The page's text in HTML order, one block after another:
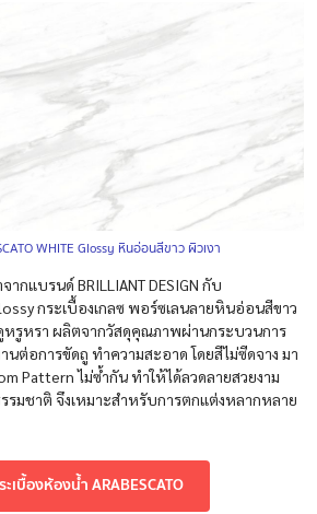
WHITE Glossy หินอ่อนสีขาว ผิวเงา
ากแบรนด์ BRILLIANT DESIGN กับ
กระเบื้องเกลซ พอร์ซเลนลายหินอ่อนสีขาว
หรูหรา ผลิตจากวัสดุคุณภาพผ่านกระบวนการ
อการขัดถู ทำความสะอาด โดยสีไม่ซีดจาง มา
Pattern ไม่ซ้ำกัน ทำให้ได้ลวดลายสวยงาม
มชาติ จึงเหมาะสำหรับการตกแต่งหลากหลาย
เบื้องห้องน้ำ ARABESCATO